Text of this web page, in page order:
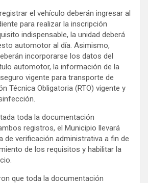
el vehículo deberán ingresar al
para realizar la inscripción
indispensable, la unidad deberá
automotor al día. Asimismo,
incorporarse los datos del
automotor, la información de la
vigente para transporte de
Técnica Obligatoria (RTO) vigente y
toda la documentación
registros, el Municipio llevará
de verificación administrativa a fin de
de los requisitos y habilitar la
que toda la documentación